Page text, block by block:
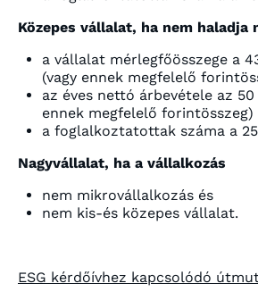
Közepes vállalat, ha nem haladja
a vállalat mérlegfőösszege a
(vagy ennek megfelelő
az éves nettó árbevétele az
ennek megfelelő forintösszeg)
a foglalkoztatottak száma a
Nagyvállalat, ha a vállalkozás
nem mikrovállalkozás és
nem kis-és közepes vállalat.
ESG kérdőívhez kapcsolódó